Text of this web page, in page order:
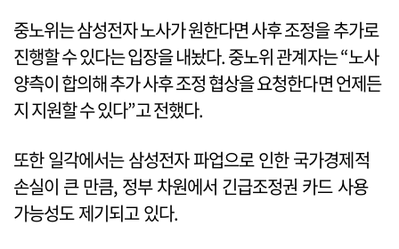
중노위는 삼성전자 노사가 원한다면 사후 조정을 추가로
진행할 수 있다는 입장을 내놨다. 중노위 관계자는 “노사
양측이 합의해 추가 사후 조정 협상을 요청한다면 언제든
지 지원할 수 있다”고 전했다.
또한 일각에서는 삼성전자 파업으로 인한 국가경제적
손실이 큰 만큼, 정부 차원에서 긴급조정권 카드 사용
가능성도 제기되고 있다.